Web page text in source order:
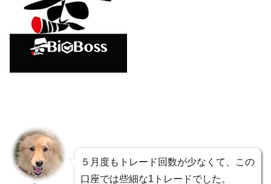
５月度もトレード回数が少なくて、この
口座では些細な1トレードでした。